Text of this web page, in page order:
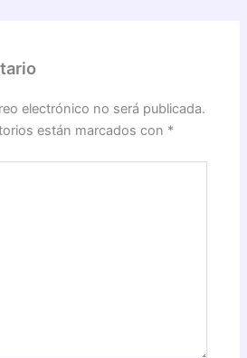
electrónico no será publicada.
están marcados con *